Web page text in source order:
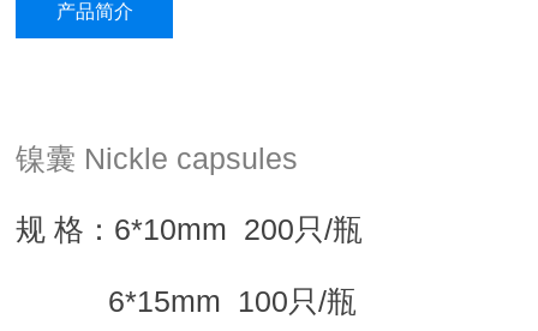
产品简介
镍囊 Nickle capsules
规 格：6*10mm 200只/瓶
6*15mm 100只/瓶